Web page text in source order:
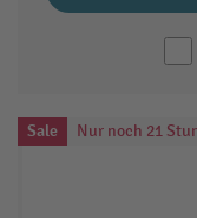
Sale Nur noch 21